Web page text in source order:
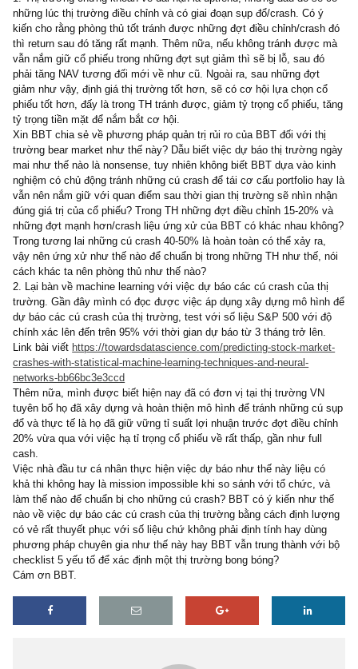
Nhân dịp thị trường đang trong giai đoạn bear market, xin có vài
mắc mong được BBT giải đáp:
1. Thị trường chứng khoán về dài hạn là uptrend, nhưng đâu đó
những lúc thị trường điều chỉnh và có giai đoạn sụp đổ/crash. Có
kiến cho rằng phòng thủ tốt tránh được những đợt điều chỉnh/
thì return sau đó tăng rất mạnh. Thêm nữa, nếu không tránh được
vẫn nắm giữ cổ phiếu trong những đợt sụt giảm thì sẽ bị lỗ, sau
phải tăng NAV tương đối mới về như cũ. Ngoài ra, sau những đợt
giảm như vậy, định giá thị trường tốt hơn, sẽ có cơ hội lựa chọn
phiếu tốt hơn, đấy là trong TH tránh được, giảm tỷ trọng cổ phiếu,
tỷ trọng tiền mặt để nắm bắt cơ hội.
Xin BBT chia sẻ về phương pháp quản trị rủi ro của BBT đối với
trường bear market như thế này? Dẫu biết việc dự báo thị trường
mai như thế nào là nonsense, tuy nhiên không biết BBT dựa vào
nghiệm có chủ động tránh những cú crash để tái cơ cấu portfolio
vẫn nên nắm giữ với quan điểm sau thời gian thị trường sẽ nhìn
đúng giá trị của cổ phiếu? Trong TH những đợt điều chỉnh 15-20%
những đợt mạnh hơn/crash liệu ứng xử của BBT có khác nhau
Trong tương lai những cú crash 40-50% là hoàn toàn có thể xảy
vậy nên ứng xử như thế nào để chuẩn bị trong những TH như
cách khác ta nên phòng thủ như thế nào?
2. Lại bàn về machine learning với việc dự báo các cú crash của
trường. Gần đây mình có đọc được việc áp dụng xây dựng mô
dự báo các cú crash của thị trường, test với số liệu S&P 500 với
chính xác lên đến trên 95% với thời gian dự báo từ 3 tháng trở
Link bài viếthttps://towardsdatascience.com/predicting-stock-
crashes-with-statistical-machine-learning-techniques-and-neural-
networks-bb66bc3e3ccd
Thêm nữa, mình được biết hiện nay đã có đơn vị tại thị trường
tuyên bố họ đã xây dựng và hoàn thiện mô hình để tránh những
đổ và thực tế là họ đã giữ vững tỉ suất lợi nhuận trước đợt điều
20% vừa qua với việc hạ tỉ trọng cổ phiếu về rất thấp, gần như full
cash.
Việc nhà đầu tư cá nhân thực hiện việc dự báo như thế này liệu
làm thế nào để chuẩn bị cho những cú crash? BBT có ý kiến như
nào về việc dự báo các cú crash của thị trường bằng cách định